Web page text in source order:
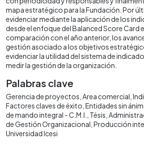
mapa estratégico para la Fundación. Por
evidenciar mediante la aplicación de los
desde el enfoque del Balanced Score Card
comparación con el año anterior, los
gestión asociado a los objetivos
evidenciar la utilidad del sistema de
medir la gestión de la organización.
Palabras clave
Gerencia de proyectos Area comercial
Factores claves de éxito Entidades sin
de mando integral - C.M.I.
Tésis
de Gestión Organizacional Producción
Universidad Icesi